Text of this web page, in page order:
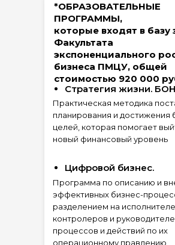
*ОБРАЗОВАТЕЛЬНЫЕ
ПРОГРАММЫ,
которые входят в базу
Факультата
экспоненциального
бизнеса ПМЦУ, общей
стоимостью 920 000
Цифровой бизнес.
Программа по описанию и
эффективных бизнес-
разделением на
контролеров и
процессов и действий по их
операционному правлению
Стратегия жизни.
Практическая методика
планирования и достижения
целей, которая помогает
новый финансовый уровень